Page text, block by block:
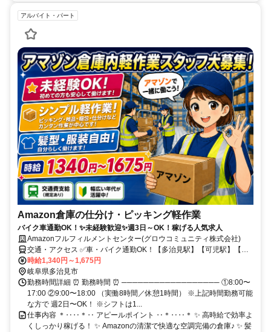
アルバイト・パート
Amazon倉庫の仕分け・ピッキング軽作業
バイク車通勤OK！✨未経験歓迎✨週3日～OK！稼げる人気求人
Amazonフルフィルメントセンター(グロウコミュニティ株式会社)
交通・アクセス ✅️車・バイク通勤OK！【多治見駅】【可児駅】【名
古屋駅】からAmazon専用無料送迎バスあり！
時給1,340円～1,675円
岐阜県多治見市
勤務時間詳細 ⏰ 勤務時間 ⏰ ────────────────── ①8:00〜
17:00 ②9:00〜18:00 （実働8時間／休憩1時間） ※上記時間勤務可能
な方で 週2日〜OK！ ※シフトは1...
仕事内容 ＊‥‥＊‥ アピールポイント ‥＊‥‥＊ ✨ 高時給で効率よ
くしっかり稼げる！ ✨ Amazonの清潔で快適な空調完備の倉庫♪ ✨ 髪